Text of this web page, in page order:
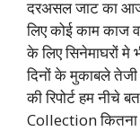
दरअसल जाट का आज
लिए कोई काम काज
के लिए सिनेमाघरों
दिनों के मुकाबले
की रिपोर्ट हम नीचे
Collection